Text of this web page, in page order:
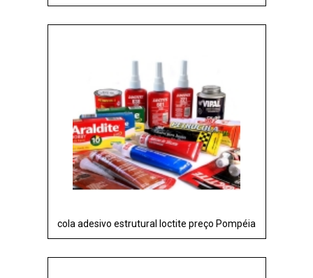
cola adesivo estrutural loctite preço Pompéia